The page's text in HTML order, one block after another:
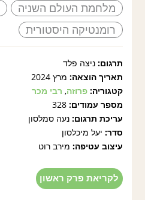
מלחמת העולם השניה
רומנטיקה היסטורית
לקריאת פרק ראשון
תרגום:ניצה פלד
תאריך הוצאה: מרץ 2024
קטגוריה:פרוזה, רבי מכר
מספר עמודים:328
עריכת תרגום:נעה סמלסון
סדר: יעל מיכלסון
עיצוב עטיפה: מירב רוט